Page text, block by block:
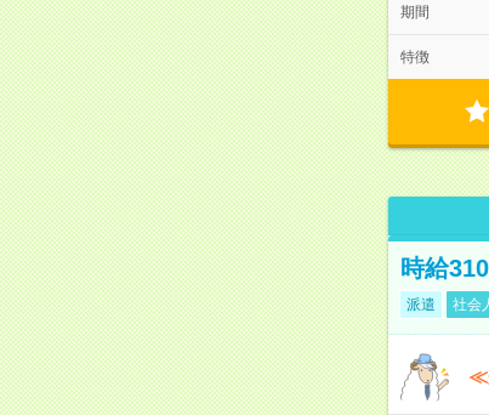
期間
特徴
時給
派遣 社会
≪